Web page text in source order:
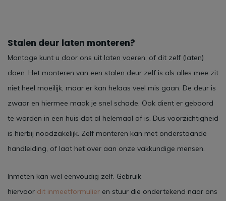
Stalen deur laten monteren?
Montage kunt u door ons uit laten voeren, of dit zelf (laten)
doen. Het monteren van een stalen deur zelf is als alles mee zit
niet heel moeilijk, maar er kan helaas veel mis gaan. De deur is
zwaar en hiermee maak je snel schade. Ook dient er geboord
te worden in een huis dat al helemaal af is. Dus voorzichtigheid
is hierbij noodzakelijk. Zelf monteren kan met onderstaande
handleiding, of laat het over aan onze vakkundige mensen.
Inmeten kan wel eenvoudig zelf. Gebruik
hiervoor dit inmeetformulier en stuur die ondertekend naar ons